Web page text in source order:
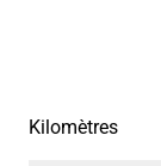
Kilomètres